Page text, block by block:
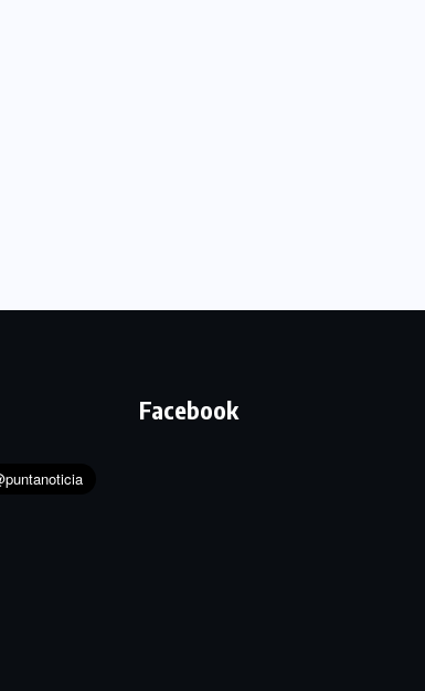
Facebook